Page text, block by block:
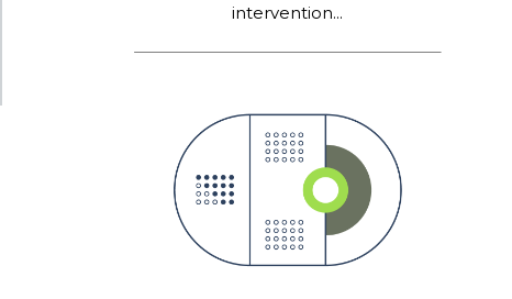
intervention...